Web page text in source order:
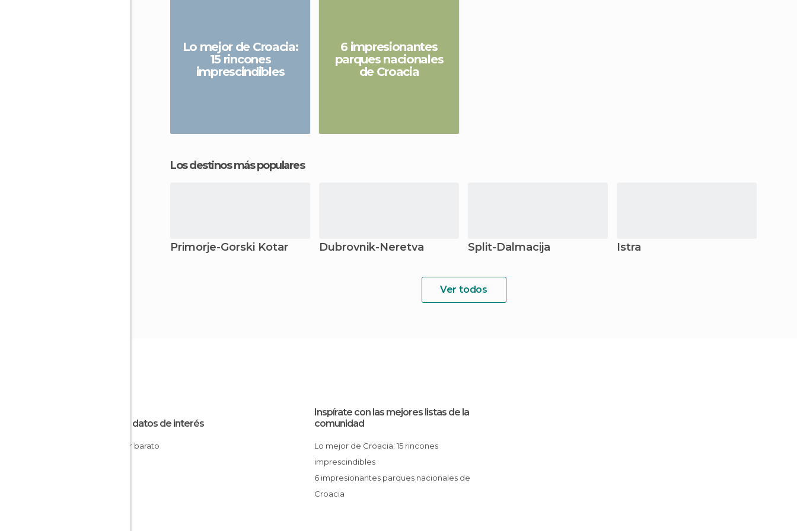
Lo mejor de Croacia:
15 rincones
imprescindibles
6 impresionantes
parques nacionales
de Croacia
Los destinos más populares
Primorje-Gorski Kotar Dubrovnik-Neretva Split-Dalmacija Istra
Ver todos
Otros datos de interés
Dormir barato
Inspírate con las mejores listas de la
comunidad
Lo mejor de Croacia: 15 rincones
imprescindibles
6 impresionantes parques nacionales de
Croacia